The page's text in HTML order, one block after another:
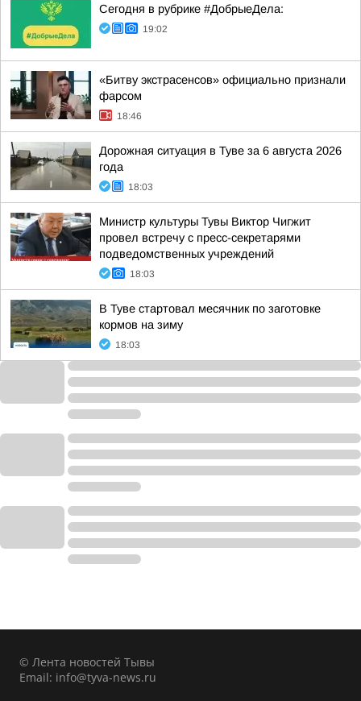
Сегодня в рубрике #ДобрыеДела:
19:02
«Битву экстрасенсов» официально признали
фарсом
18:46
Дорожная ситуация в Туве за 6 августа 2026
года
18:03
Министр культуры Тувы Виктор Чигжит
провел встречу с пресс-секретарями
подведомственных учреждений
18:03
В Туве стартовал месячник по заготовке
кормов на зиму
18:03
© Лента новостей Тывы
Email: info@tyva-news.ru